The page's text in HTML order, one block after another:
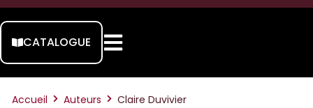
CATALOGUE
Accueil Auteurs Claire Duvivier